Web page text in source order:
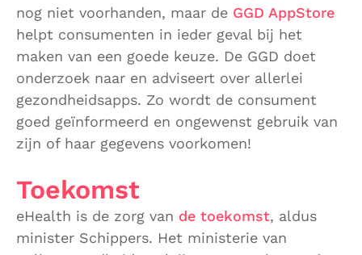
nog niet voorhanden, maar de GGD AppStore
helpt consumenten in ieder geval bij het
maken van een goede keuze. De GGD doet
onderzoek naar en adviseert over allerlei
gezondheidsapps. Zo wordt de consument
goed geïnformeerd en ongewenst gebruik van
zijn of haar gegevens voorkomen!
Toekomst
eHealth is de zorg van de toekomst, aldus
minister Schippers. Het ministerie van